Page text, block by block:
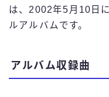
は、2002年5月10日
ルアルバムです。
アルバム収録曲